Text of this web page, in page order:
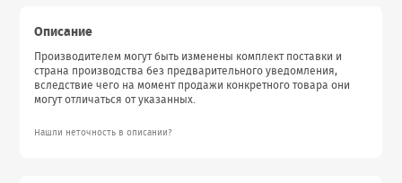
Описание
Производителем могут быть изменены комплект поставки и
страна производства без предварительного уведомления,
вследствие чего на момент продажи конкретного товара они
могут отличаться от указанных.
Нашли неточность в описании?